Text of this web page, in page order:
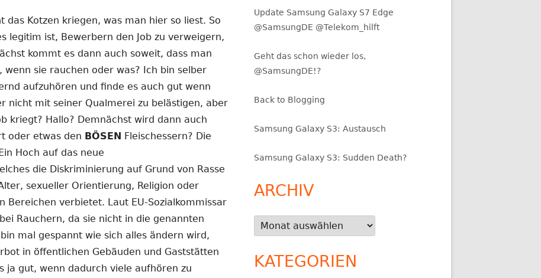
das Kotzen kriegen, was man hier so liest. So
legitim ist, Bewerbern den Job zu verweigern,
kommt es dann auch soweit, dass man
sie rauchen oder was? Ich bin selber
aufzuhören und finde es auch gut wenn
nicht mit seiner Qualmerei zu belästigen, aber
kriegt? Hallo? Demnächst wird dann auch
oder etwas den BÖSEN Fleischessern? Die
Hoch auf das neue
die Diskriminierung auf Grund von Rasse
sexueller Orientierung, Religion oder
Bereichen verbietet. Laut EU-Sozialkommissar
Rauchern, da sie nicht in die genannten
mal gespannt wie sich alles ändern wird,
in öffentlichen Gebäuden und Gaststätten
ja gut, wenn dadurch viele aufhören zu
Update Samsung Galaxy S7 Edge
@SamsungDE @Telekom_hilft
Geht das schon wieder los,
@SamsungDE!?
Back to Blogging
Samsung Galaxy S3: Austausch
Samsung Galaxy S3: Sudden Death?
ARCHIV
Archiv
KATEGORIEN